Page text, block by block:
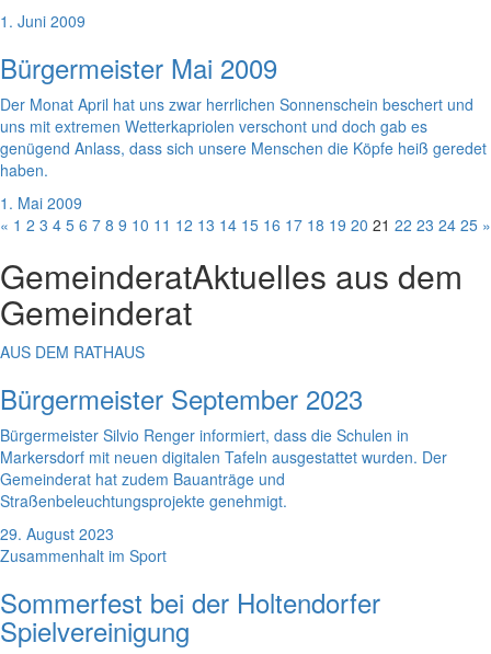
1. Juni 2009
Bürgermeister Mai 2009
Der Monat April hat uns zwar herrlichen Sonnenschein beschert und
uns mit extremen Wetterkapriolen verschont und doch gab es
genügend Anlass, dass sich unsere Menschen die Köpfe heiß geredet
haben.
1. Mai 2009
« 1 2 3 4 5 6 7 8 9 10 11 12 13 14 15 16 17 18 19 20 21 22 23 24 25 »
GemeinderatAktuelles aus dem
Gemeinderat
AUS DEM RATHAUS
Bürgermeister September 2023
Bürgermeister Silvio Renger informiert, dass die Schulen in
Markersdorf mit neuen digitalen Tafeln ausgestattet wurden. Der
Gemeinderat hat zudem Bauanträge und
Straßenbeleuchtungsprojekte genehmigt.
29. August 2023
Zusammenhalt im Sport
Sommerfest bei der Holtendorfer
Spielvereinigung